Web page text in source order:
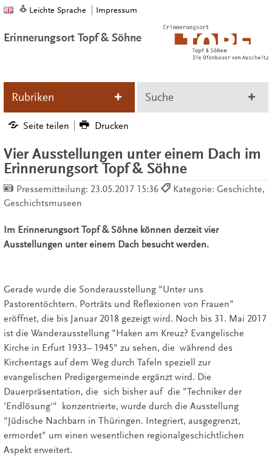
Leichte Sprache Impressum
Erinnerungsort Topf & Söhne
Rubriken Suche
Seite teilen Drucken
Vier Ausstellungen unter einem Dach im
Erinnerungsort Topf & Söhne
Pressemitteilung: 23.05.2017 15:36
Kategorie: Geschichte,
Geschichtsmuseen
Im Erinnerungsort Topf & Söhne können derzeit vier
Ausstellungen unter einem Dach besucht werden.
Gerade wurde die Sonderausstellung "Unter uns
Pastorentöchtern. Porträts und Reflexionen von Frauen"
eröffnet, die bis Januar 2018 gezeigt wird. Noch bis 31. Mai 2017
ist die Wanderausstellung "Haken am Kreuz? Evangelische
Kirche in Erfurt 1933– 1945" zu sehen, die während des
Kirchentags auf dem Weg durch Tafeln speziell zur
evangelischen Predigergemeinde ergänzt wird. Die
Dauerpräsentation, die sich bisher auf die "Techniker der
'Endlösung'" konzentrierte, wurde durch die Ausstellung
"Jüdische Nachbarn in Thüringen. Integriert, ausgegrenzt,
ermordet" um einen wesentlichen regionalgeschichtlichen
Aspekt erweitert.